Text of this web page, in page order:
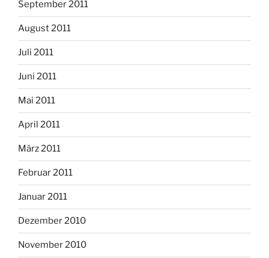
September 2011
August 2011
Juli 2011
Juni 2011
Mai 2011
April 2011
März 2011
Februar 2011
Januar 2011
Dezember 2010
November 2010